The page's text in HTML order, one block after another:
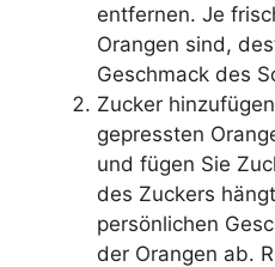
entfernen. Je
Orangen sind,
Geschmack des
Zucker
gepressten
und fügen Sie
des Zuckers
persönlichen
der Orangen ab.